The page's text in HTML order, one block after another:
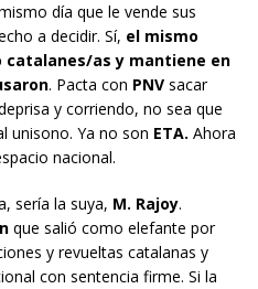
día que le vende sus
a decidir. Sí, el mismo
catalanes/as y mantiene en
. Pacta con PNV sacar
y corriendo, no sea que
unisono. Ya no son ETA. Ahora
nacional.
sería la suya, M. Rajoy.
que salió como elefante por
y revueltas catalanas y
con sentencia firme. Si la